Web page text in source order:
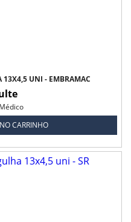
13X4,5 UNI - EMBRAMAC
CARRINHO